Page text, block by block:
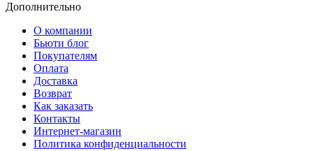
Дополнительно
О компании
Бьюти блог
Покупателям
Оплата
Доставка
Возврат
Как заказать
Контакты
Интернет-магазин
Политика конфиденциальности